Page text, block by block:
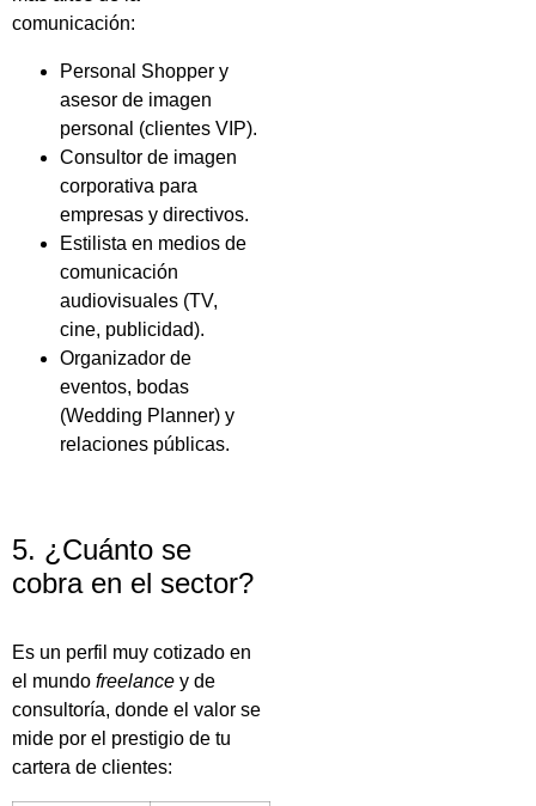
comunicación:
Personal Shopper y
asesor de imagen
personal (clientes VIP).
Consultor de imagen
corporativa para
empresas y directivos.
Estilista en medios de
comunicación
audiovisuales (TV,
cine, publicidad).
Organizador de
eventos, bodas
(Wedding Planner) y
relaciones públicas.
5. ¿Cuánto se
cobra en el sector?
Es un perfil muy cotizado en
el mundo freelance y de
consultoría, donde el valor se
mide por el prestigio de tu
cartera de clientes: